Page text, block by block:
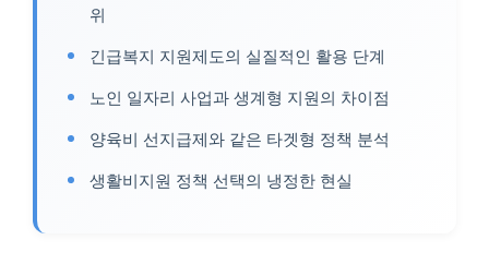
위
긴급복지 지원제도의 실질적인 활용 단계
노인 일자리 사업과 생계형 지원의 차이점
양육비 선지급제와 같은 타겟형 정책 분석
생활비지원 정책 선택의 냉정한 현실